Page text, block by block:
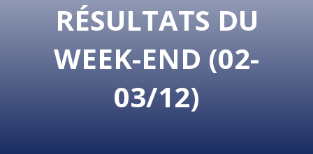
RÉSULTATS DU
WEEK-END (02-
03/12)